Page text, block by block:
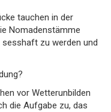
tauchen in der
Nomadenstämme
sesshaft zu werden und
vor Wetterunbilden
die Aufgabe zu, das